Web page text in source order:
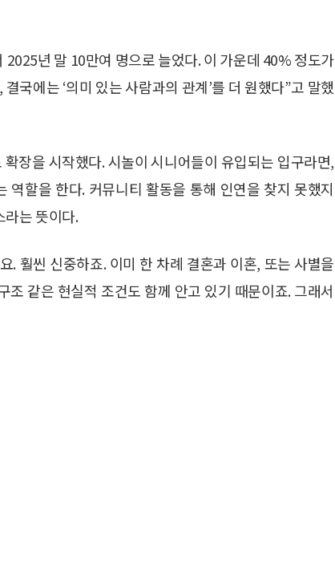
년 말 10만여 명으로 늘었다. 이 가운데 40% 정도가
국에는 ‘의미 있는 사람과의 관계’를 더 원했다”고 말했
장을 시작했다. 시놀이 시니어들이 유입되는 입구라면,
할을 한다. 커뮤니티 활동을 통해 인연을 찾지 못했지
라는 뜻이다.
. 훨씬 신중하죠. 이미 한 차례 결혼과 이혼, 또는 사별을
같은 현실적 조건도 함께 안고 있기 때문이죠. 그래서